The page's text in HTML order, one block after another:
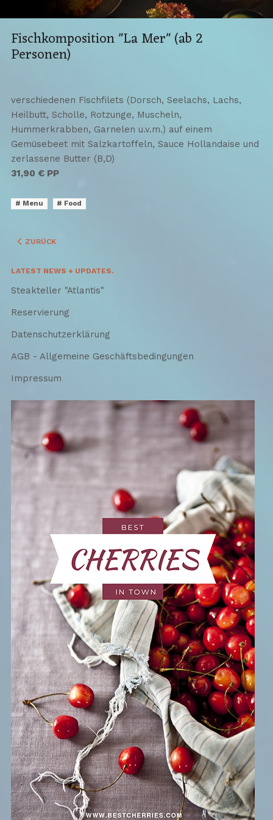
Fischkomposition "La Mer" (ab 2
Personen)
verschiedenen Fischfilets (Dorsch, Seelachs, Lachs,
Heilbutt, Scholle, Rotzunge, Muscheln,
Hummerkrabben, Garnelen u.v.m.) auf einem
Gemüsebeet mit Salzkartoffeln, Sauce Hollandaise und
zerlassene Butter (B,D)
31,90 € PP
Menu Food
VORHERIGER BEITRAG: HELGOLÄNDER KNIEPER (SAISONAL)
ZURÜCK
LATEST NEWS + UPDATES.
Steakteller "Atlantis"
Reservierung
Datenschutzerklärung
AGB - Allgemeine Geschäftsbedingungen
Impressum